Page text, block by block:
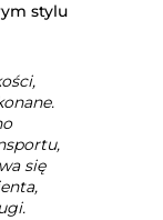
stylu
się